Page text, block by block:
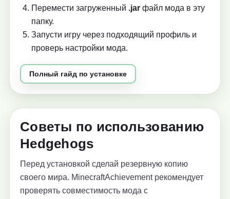
Перемести загруженный .jar файл мода в эту
папку.
Запусти игру через подходящий профиль и
проверь настройки мода.
Полный гайд по установке
Советы по использованию
Hedgehogs
Перед установкой сделай резервную копию
своего мира. MinecraftAchievement рекомендует
проверять совместимость мода с